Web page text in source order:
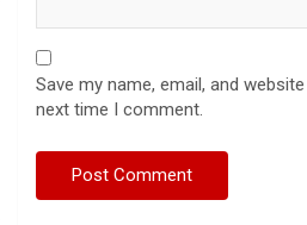
Save my name, email, and
next time I comment.